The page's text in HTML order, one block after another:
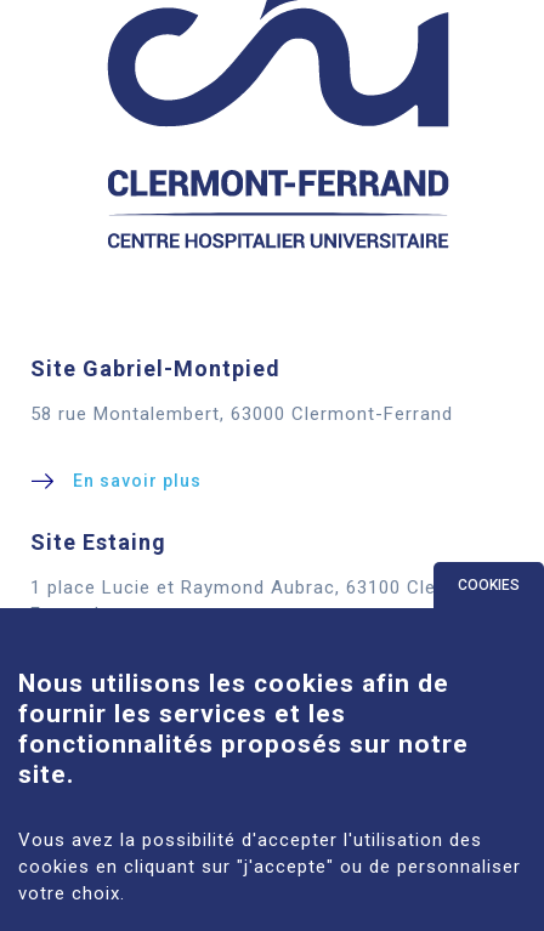
Site Gabriel-Montpied
58 rue Montalembert, 63000 Clermont-Ferrand
En savoir plus
Site Estaing
1 place Lucie et Raymond Aubrac, 63100 Clermont-
Ferrand
En savoir plus
Site Louise-Michel
61 route de Châteaugay, 63118 Cébazat
En savoir plus
COOKIES
Nous utilisons les cookies afin de
fournir les services et les
fonctionnalités proposés sur notre
site.
Vous avez la possibilité d'accepter l'utilisation des
cookies en cliquant sur "j'accepte" ou de personnaliser
votre choix.